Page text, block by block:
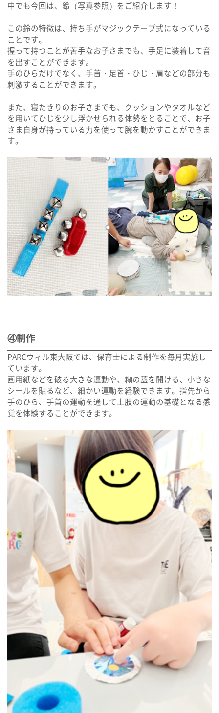
中でも今回は、鈴（写真参照）をご紹介します！
この鈴の特徴は、持ち手がマジックテープ式になっている
ことです。
握って持つことが苦手なお子さまでも、手足に装着して音
を出すことができます。
手のひらだけでなく、手首・足首・ひじ・肩などの部分も
刺激することができます。
また、寝たきりのお子さまでも、クッションやタオルなど
を用いてひじを少し浮かせられる体勢をとることで、お子
さま自身が持っている力を使って腕を動かすことができま
す。
④制作
PARCウィル東大阪では、保育士による制作を毎月実施し
ています。
画用紙などを破る大きな運動や、糊の蓋を開ける、小さな
シールを貼るなど、細かい運動を経験できます。指先から
手のひら、手首の運動を通して上肢の運動の基礎となる感
覚を体験することができます。